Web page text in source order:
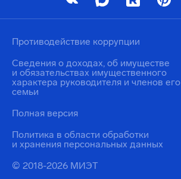
© 2018-2026 МИЭТ
Политика в области обработки
и хранения персональных данных
Противодействие коррупции
Сведения о доходах, об имуществе
и обязательствах имущественного
характера руководителя и членов его
семьи
Полная версия